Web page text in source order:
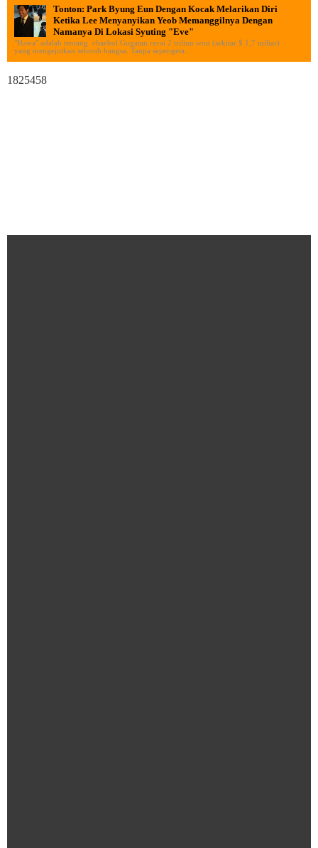
Tonton: Park Byung Eun Dengan Kocak Melarikan Diri
Ketika Lee Menyanyikan Yeob Memanggilnya Dengan
Namanya Di Lokasi Syuting "Eve"
"Hawa" adalah tentang chaebol Gugatan cerai 2 triliun won (sekitar $ 1,7 miliar)
yang mengejutkan seluruh bangsa. Tanpa sepengeta...
1825458